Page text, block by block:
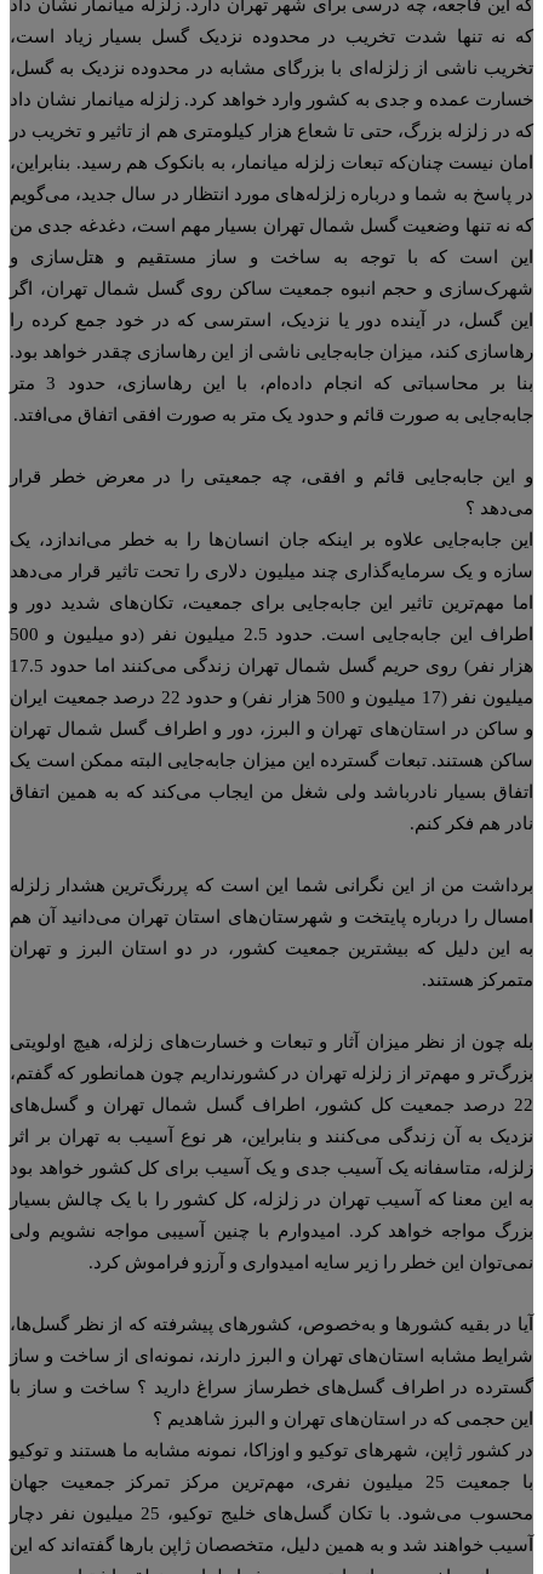
این فاجعه، چه درسی برای شهر تهران دارد. زلزله میانمار نشان داد
نه تنها شدت تخریب در محدوده نزدیک گسل بسیار زیاد است،
ناشی از زلزله‌ای با بزرگای مشابه در محدوده نزدیک به گسل،
عمده و جدی به کشور وارد خواهد کرد. زلزله میانمار نشان داد
در زلزله بزرگ، حتی تا شعاع هزار کیلومتری هم از تاثیر و تخریب در
نیست چنان‌که تبعات زلزله میانمار، به بانکوک هم رسید. بنابراین،
پاسخ به شما و درباره زلزله‌های مورد انتظار در سال جدید، می‌گویم
نه تنها وضعیت گسل شمال تهران بسیار مهم است، دغدغه جدی من
است که با توجه به ساخت و ساز مستقیم و هتل‌سازی و
و حجم انبوه جمعیت ساکن روی گسل شمال تهران، اگر
گسل، در آینده دور یا نزدیک، استرسی که در خود جمع کرده را
کند، میزان جابه‌جایی ناشی از این رهاسازی چقدر خواهد بود.
بنا بر محاسباتی که انجام داده‌ام، با این رهاسازی، حدود 3 متر
به صورت قائم و حدود یک متر به صورت افقی اتفاق می‌افتد.
این جابه‌جایی قائم و افقی، چه جمعیتی را در معرض خطر قرار
؟
جابه‌جایی علاوه بر اینکه جان انسان‌ها را به خطر می‌اندازد، یک
و یک سرمایه‌گذاری چند میلیون دلاری را تحت تاثیر قرار می‌دهد
مهم‌ترین تاثیر این جابه‌جایی برای جمعیت، تکان‌های شدید دور و
اطراف این جابه‌جایی است. حدود 2.5 میلیون نفر (دو میلیون و 500
هزار نفر) روی حریم گسل شمال تهران زندگی می‌کنند اما حدود 17.5
میلیون نفر (17 میلیون و 500 هزار نفر) و حدود 22 درصد جمعیت ایران
در استان‌های تهران و البرز، دور و اطراف گسل شمال تهران
هستند. تبعات گسترده این میزان جابه‌جایی البته ممکن است یک
بسیار نادرباشد ولی شغل من ایجاب می‌کند که به همین اتفاق
هم فکر کنم.
من از این نگرانی شما این است که پررنگ‌ترین هشدار زلزله
را درباره پایتخت و شهرستان‌های استان تهران می‌دانید آن هم
این دلیل که بیشترین جمعیت کشور، در دو استان البرز و تهران
هستند.
چون از نظر میزان آثار و تبعات و خسارت‌های زلزله، هیچ اولویتی
و مهم‌تر از زلزله تهران در کشورنداریم چون همانطور که گفتم،
22 درصد جمعیت کل کشور، اطراف گسل شمال تهران و گسل‌های
به آن زندگی می‌کنند و بنابراین، هر نوع آسیب به تهران بر اثر
متاسفانه یک آسیب جدی و یک آسیب برای کل کشور خواهد بود
این معنا که آسیب تهران در زلزله، کل کشور را با یک چالش بسیار
مواجه خواهد کرد. امیدوارم با چنین آسیبی مواجه نشویم ولی
این خطر را زیر سایه امیدواری و آرزو فراموش کرد.
در بقیه کشورها و به‌خصوص، کشورهای پیشرفته که از نظر گسل‌ها،
مشابه استان‌های تهران و البرز دارند، نمونه‌ای از ساخت و ساز
در اطراف گسل‌های خطرساز سراغ دارید ؟ ساخت و ساز با
حجمی که در استان‌های تهران و البرز شاهدیم ؟
کشور ژاپن، شهرهای توکیو و اوزاکا، نمونه مشابه ما هستند و توکیو
با جمعیت 25 میلیون نفری، مهم‌ترین مرکز تمرکز جمعیت جهان
محسوب می‌شود. با تکان گسل‌های خلیج توکیو، 25 میلیون نفر دچار
خواهند شد و به همین دلیل، متخصصان ژاپن بارها گفته‌اند که این